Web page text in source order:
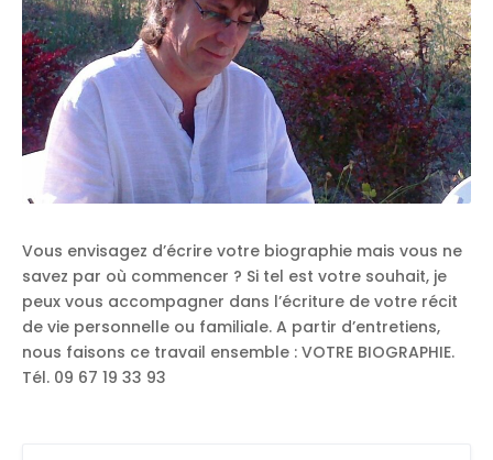
Vous envisagez d’écrire votre biographie mais vous ne
savez par où commencer ? Si tel est votre souhait, je
peux vous accompagner dans l’écriture de votre récit
de vie personnelle ou familiale. A partir d’entretiens,
nous faisons ce travail ensemble : VOTRE BIOGRAPHIE.
Tél. 09 67 19 33 93